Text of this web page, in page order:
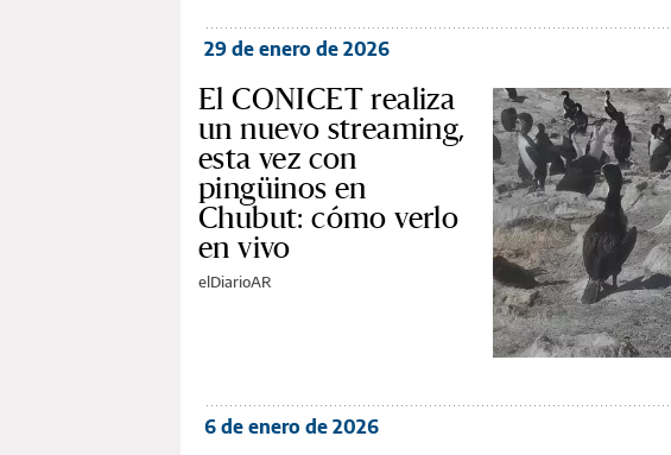
29 de enero de 2026
El CONICET realiza
un nuevo streaming,
esta vez con
pingüinos en
Chubut: cómo verlo
en vivo
elDiarioAR
6 de enero de 2026